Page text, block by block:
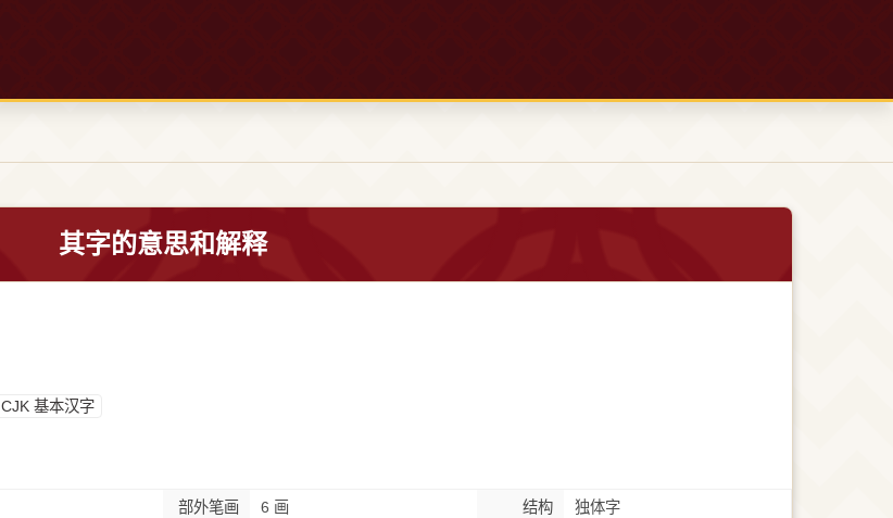
其字的意思和解释
CJK 基本汉字
部外笔画 6 画 结构 独体字